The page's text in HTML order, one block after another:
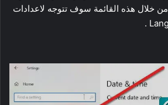
Language And Time من خلال هذه القائمة سوف تتوجه لاعدادات